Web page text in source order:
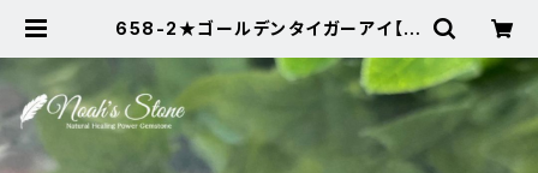
658-2★ゴールデンタイガーアイ【金
トーン新 | Noah's Stone ～パワ
ーストーン・天然石SHOP～